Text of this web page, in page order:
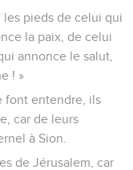
les pieds de celui qui
la paix, de celui
annonce le salut,
! »
font entendre, ils
car de leurs
à Sion.
de Jérusalem, car